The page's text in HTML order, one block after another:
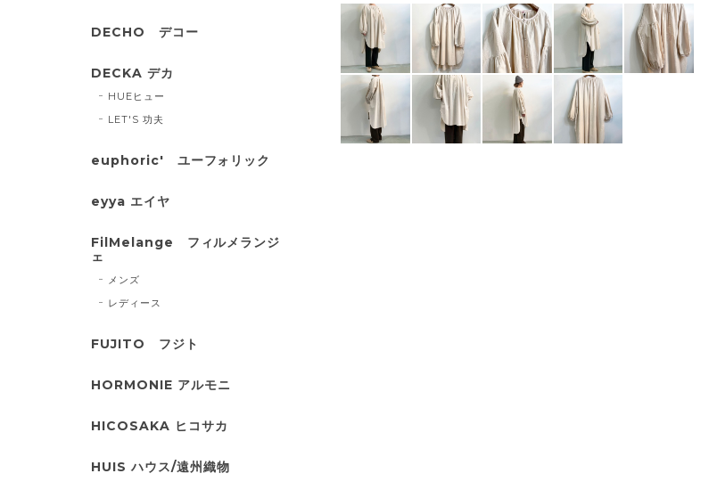
DECHO デコー
DECKA デカ
HUEヒュー
LET'S 功夫
euphoric' ユーフォリック
eyya エイヤ
FilMelange フィルメランジ
ェ
メンズ
レディース
FUJITO フジト
HORMONIE アルモニ
HICOSAKA ヒコサカ
HUIS ハウス/遠州織物